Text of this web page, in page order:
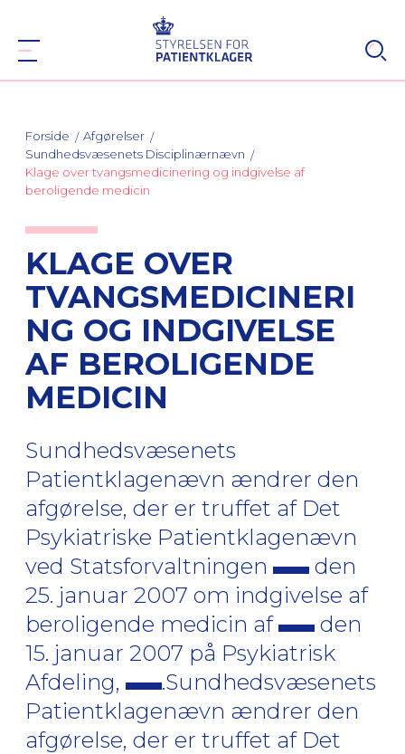
Forside
Afgørelser
Sundhedsvæsenets Disciplinærnævn
Klage over tvangsmedicinering og indgivelse af
beroligende medicin
KLAGE OVER
TVANGSMEDICINERI
NG OG INDGIVELSE
AF BEROLIGENDE
MEDICIN
Sundhedsvæsenets
Patientklagenævn ændrer den
afgørelse, der er truffet af Det
Psykiatriske Patientklagenævn
ved Statsforvaltningen
den
25. januar 2007 om indgivelse af
beroligende medicin af
den
15. januar 2007 på Psykiatrisk
Afdeling,
.Sundhedsvæsenets
Patientklagenævn ændrer den
afgørelse, der er truffet af Det